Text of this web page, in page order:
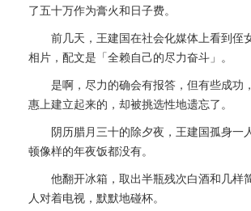
了五十万作为膏火和日子费。
前几天，王建国在社会化媒体上看到侄
相片，配文是「全赖自己的尽力奋斗」。
是啊，尽力的确会有报答，但有些成功
惠上建立起来的，却被挑选性地遗忘了。
阴历腊月三十的除夕夜，王建国孤身一
顿像样的年夜饭都没有。
他翻开冰箱，取出半瓶残次白酒和几样
人对着电视，默默地碰杯。